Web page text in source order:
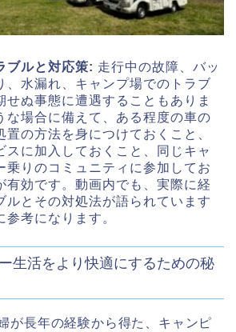
ブルと対応策: 走行中の故障、バッ
、水漏れ、キャンプ場でのトラブ
せぬ事態に遭遇することもありま
な場合に備えて、ある程度の車の
置の方法を身につけておくこと、
スに加入しておくこと、同じキャ
乗りのコミュニティに参加してお
有効です。動画内でも、実際に経
ルとその対処法が語られています
参考になります。
生活をより快適にするための秘
が長年の経験から得た、キャンピ